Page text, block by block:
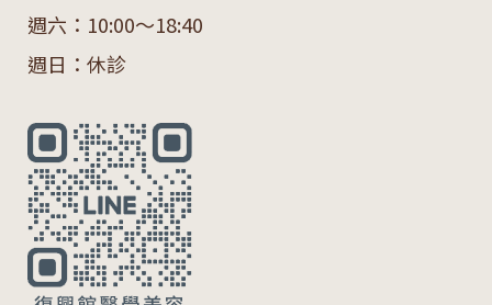
週六：10:00～18:40
週日：休診